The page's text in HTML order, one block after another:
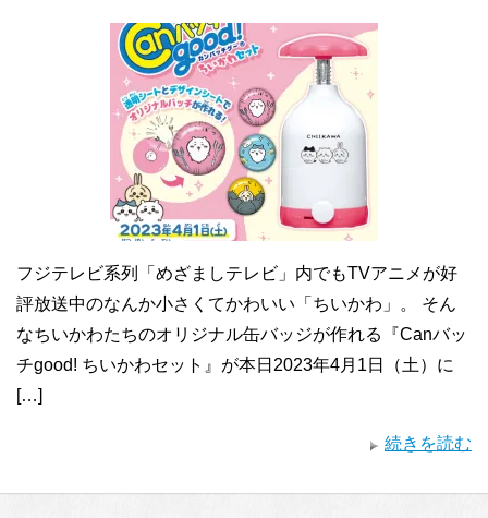
フジテレビ系列「めざましテレビ」内でもTVアニメが好
評放送中のなんか小さくてかわいい「ちいかわ」。 そん
なちいかわたちのオリジナル缶バッジが作れる『Canバッ
チgood! ちいかわセット』が本日2023年4月1日（土）に
[…]
続きを読む